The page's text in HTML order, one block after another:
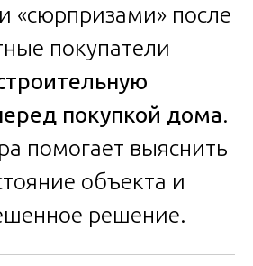
«сюрпризами» после
покупатели
покупкой дома.
помогает выяснить
объекта и
решение.